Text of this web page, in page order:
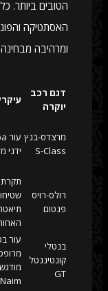
הטובים ביותר.
האסתטיקה
ומרהיבה מבחינה
דגם רכב
יוקרה
מרצדס-בנץ
S-Class
ידני
רולס-רויס
פנטום
תקרת
בנטלי
קונטיננטל
GT
עור
Naim פרימיום